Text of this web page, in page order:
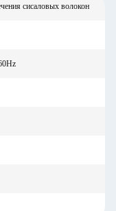
сисаловых волокон